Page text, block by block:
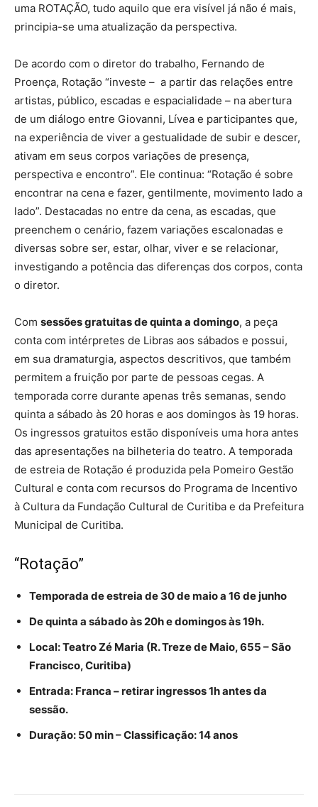
uma ROTAÇÃO, tudo aquilo que era visível já não é mais,
principia-se uma atualização da perspectiva.
De acordo com o diretor do trabalho, Fernando de
Proença, Rotação “investe – a partir das relações entre
artistas, público, escadas e espacialidade – na abertura
de um diálogo entre Giovanni, Lívea e participantes que,
na experiência de viver a gestualidade de subir e descer,
ativam em seus corpos variações de presença,
perspectiva e encontro”. Ele continua: “Rotação é sobre
encontrar na cena e fazer, gentilmente, movimento lado a
lado”. Destacadas no entre da cena, as escadas, que
preenchem o cenário, fazem variações escalonadas e
diversas sobre ser, estar, olhar, viver e se relacionar,
investigando a potência das diferenças dos corpos, conta
o diretor.
Com sessões gratuitas de quinta a domingo, a peça
conta com intérpretes de Libras aos sábados e possui,
em sua dramaturgia, aspectos descritivos, que também
permitem a fruição por parte de pessoas cegas. A
temporada corre durante apenas três semanas, sendo
quinta a sábado às 20 horas e aos domingos às 19 horas.
Os ingressos gratuitos estão disponíveis uma hora antes
das apresentações na bilheteria do teatro. A temporada
de estreia de Rotação é produzida pela Pomeiro Gestão
Cultural e conta com recursos do Programa de Incentivo
à Cultura da Fundação Cultural de Curitiba e da Prefeitura
Municipal de Curitiba.
“Rotação”
Temporada de estreia de 30 de maio a 16 de junho
De quinta a sábado às 20h e domingos às 19h.
Local: Teatro Zé Maria (R. Treze de Maio, 655 – São
Francisco, Curitiba)
Entrada: Franca – retirar ingressos 1h antes da
sessão.
Duração: 50 min – Classificação: 14 anos